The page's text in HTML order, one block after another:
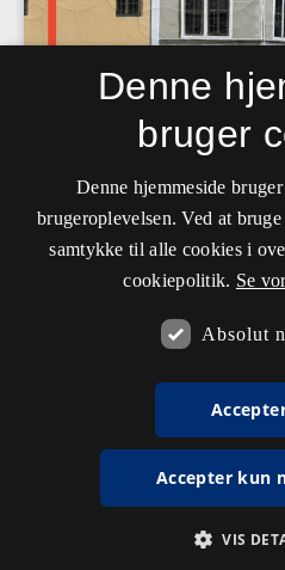
Denne
bruger
Denne hjemmeside
brugeroplevelsen. Ved at
samtykke til alle cookies i
cookiepolitik. Se
Absolut
Accepter kun
VIS